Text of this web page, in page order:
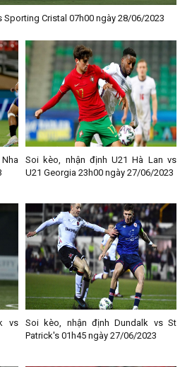
Sporting Cristal 07h00 ngày 28/06/2023
Soi kèo, nhận định U21 Hà Lan vs
U21 Georgia 23h00 ngày 27/06/2023
vs
Soi kèo, nhận định Dundalk vs St
Patrick's 01h45 ngày 27/06/2023